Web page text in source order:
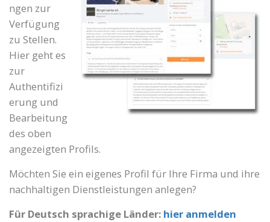
ngen zur
Verfügung
zu Stellen.
Hier geht es
zur
Authentifizi
erung und
Bearbeitung
des oben
angezeigten Profils.
Möchten Sie ein eigenes Profil für Ihre Firma und ihre
nachhaltigen Dienstleistungen anlegen?
Für Deutsch sprachige Länder: hier anmelden